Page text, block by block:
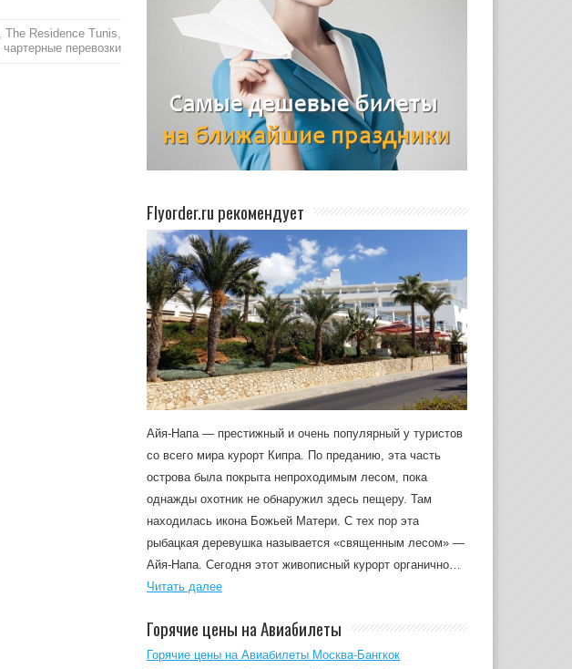
The Residence Tunis
чартерные перевозки
Flyorder.ru рекомендует
Айя-Напа — престижный и очень популярный у туристов
со всего мира курорт Кипра. По преданию, эта часть
острова была покрыта непроходимым лесом, пока
однажды охотник не обнаружил здесь пещеру. Там
находилась икона Божьей Матери. С тех пор эта
рыбацкая деревушка называется «священным лесом» —
Айя-Напа. Сегодня этот живописный курорт органично…
Читать далее
Горячие цены на Авиабилеты
Горячие цены на Авиабилеты Москва-Бангкок